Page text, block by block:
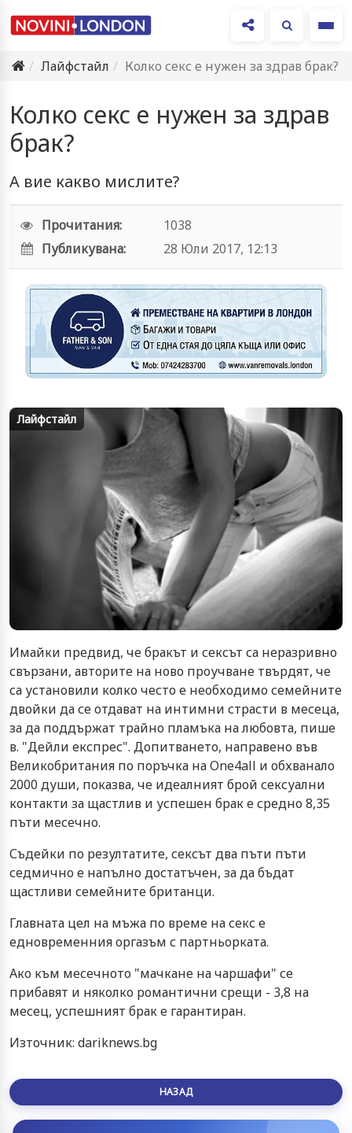
Лайфстайл
Колко секс е нужен за здрав брак?
Колко секс е нужен за здрав
брак?
А вие какво мислите?
Прочитания:
1038
Публикувана:
28 Юли 2017, 12:13
Лайфстайл
Имайки предвид, че бракът и сексът са неразривно
свързани, авторите на ново проучване твърдят, че
са установили колко често е необходимо семейните
двойки да се отдават на интимни страсти в месеца,
за да поддържат трайно пламъка на любовта, пише
в. "Дейли експрес". Допитването, направено във
Великобритания по поръчка на One4all и обхванало
2000 души, показва, че идеалният брой сексуални
контакти за щастлив и успешен брак е средно 8,35
пъти месечно.
Съдейки по резултатите, сексът два пъти пъти
седмично е напълно достатъчен, за да бъдат
щастливи семейните британци.
Главната цел на мъжа по време на секс е
едновременния оргазъм с партньорката.
Ако към месечното "мачкане на чаршафи" се
прибавят и няколко романтични срещи - 3,8 на
месец, успешният брак е гарантиран.
Източник: dariknews.bg
НАЗАД